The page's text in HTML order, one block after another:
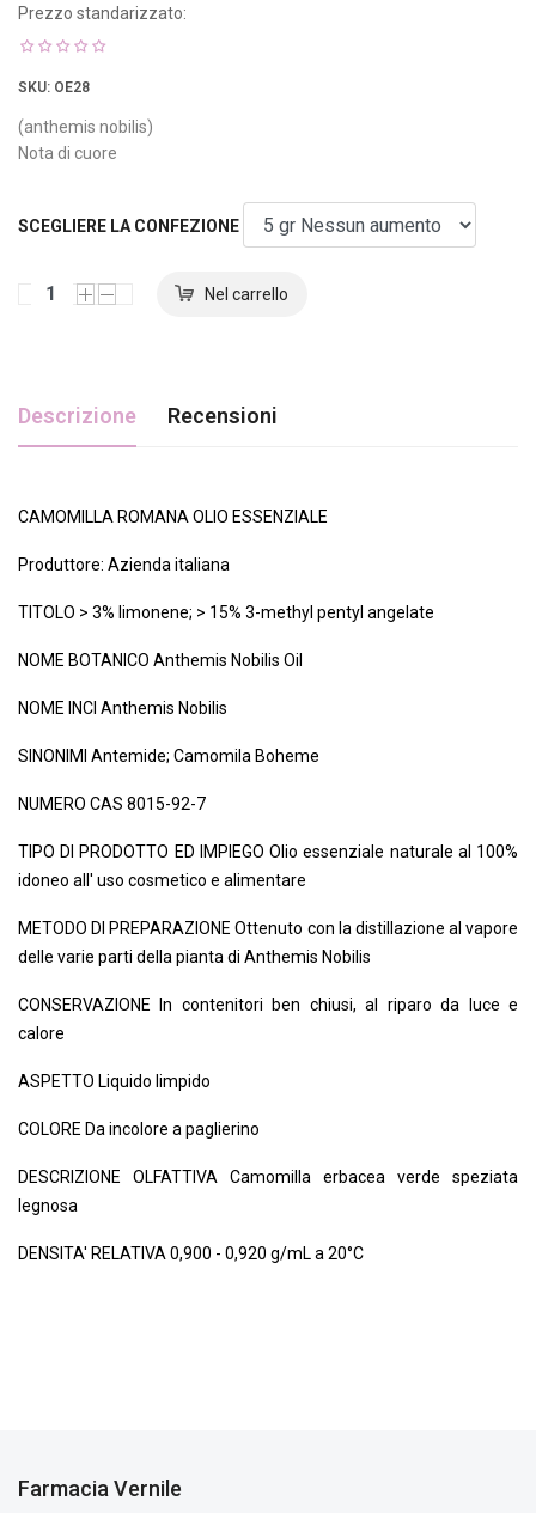
Prezzo standarizzato:
SKU: OE28
(anthemis nobilis)
Nota di cuore
SCEGLIERE LA CONFEZIONE
Descrizione Recensioni
CAMOMILLA ROMANA OLIO ESSENZIALE
Produttore: Azienda italiana
TITOLO > 3% limonene; > 15% 3-methyl pentyl angelate
NOME BOTANICO Anthemis Nobilis Oil
NOME INCI Anthemis Nobilis
SINONIMI Antemide; Camomila Boheme
NUMERO CAS 8015-92-7
TIPO DI PRODOTTO ED IMPIEGO Olio essenziale naturale al 100%
idoneo all' uso cosmetico e alimentare
METODO DI PREPARAZIONE Ottenuto con la distillazione al vapore
delle varie parti della pianta di Anthemis Nobilis
CONSERVAZIONE In contenitori ben chiusi, al riparo da luce e
calore
ASPETTO Liquido limpido
COLORE Da incolore a paglierino
DESCRIZIONE OLFATTIVA Camomilla erbacea verde speziata
legnosa
DENSITA' RELATIVA 0,900 - 0,920 g/mL a 20°C
Farmacia Vernile